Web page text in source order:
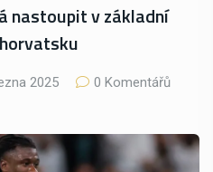
nastoupit v základní
2025
0 Komentářů